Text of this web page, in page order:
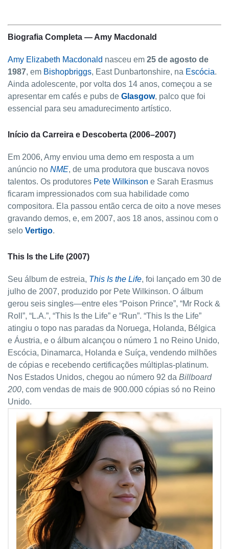
Biografia Completa — Amy Macdonald
Amy Elizabeth Macdonald nasceu em 25 de agosto de
1987, em Bishopbriggs, East Dunbartonshire, na Escócia.
Ainda adolescente, por volta dos 14 anos, começou a se
apresentar em cafés e pubs de Glasgow, palco que foi
essencial para seu amadurecimento artístico.
Início da Carreira e Descoberta (2006–2007)
Em 2006, Amy enviou uma demo em resposta a um
anúncio no NME, de uma produtora que buscava novos
talentos. Os produtores Pete Wilkinson e Sarah Erasmus
ficaram impressionados com sua habilidade como
compositora. Ela passou então cerca de oito a nove meses
gravando demos, e, em 2007, aos 18 anos, assinou com o
selo Vertigo.
This Is the Life (2007)
Seu álbum de estreia, This Is the Life, foi lançado em 30 de
julho de 2007, produzido por Pete Wilkinson. O álbum
gerou seis singles—entre eles “Poison Prince”, “Mr Rock &
Roll”, “L.A.”, “This Is the Life” e “Run”. “This Is the Life”
atingiu o topo nas paradas da Noruega, Holanda, Bélgica
e Áustria, e o álbum alcançou o número 1 no Reino Unido,
Escócia, Dinamarca, Holanda e Suíça, vendendo milhões
de cópias e recebendo certificações múltiplas-platinum.
Nos Estados Unidos, chegou ao número 92 da Billboard
200, com vendas de mais de 900.000 cópias só no Reino
Unido.